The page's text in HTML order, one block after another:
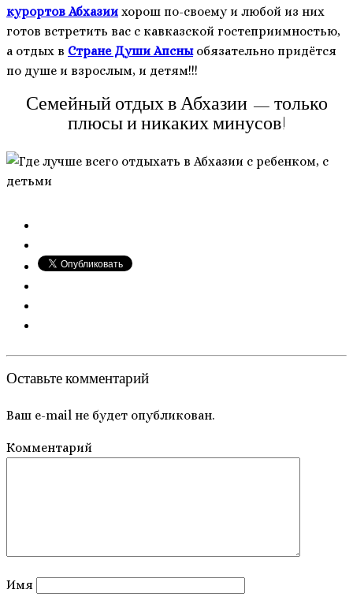
курортов Абхазии хорош по-своему и любой из них
готов встретить вас с кавказской гостеприимностью,
а отдых в Стране Души Апсныобязательно придётся
по душе и взрослым, и детям!!!
Семейный отдых в Абхазии — только
плюсы и никаких минусов!
Оставьте комментарий
Ваш e-mail не будет опубликован.
Комментарий
Имя